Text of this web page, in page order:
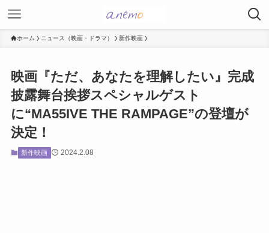
ホーム ニュース（映画・ドラマ） 新作映画
映画『ただ、あなたを理解したい』完成
披露舞台挨拶スペシャルゲスト
に“MA55IVE THE RAMPAGE”の登壇が
決定！
新作映画 2024.2.08